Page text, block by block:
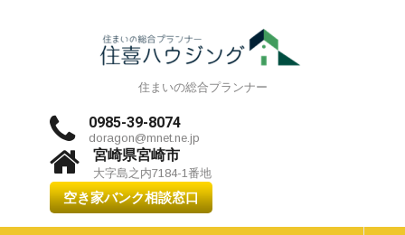
住まいの総合プランナー
0985-39-8074
doragon@mnet.ne.jp
宮崎県宮崎市
大字島之内7184-1番地
空き家バンク相談窓口